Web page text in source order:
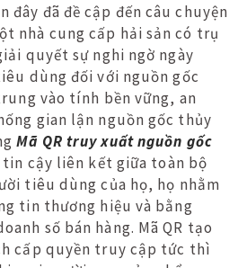
đây đã đề cập đến câu chuyện
nhà cung cấp hải sản có trụ
quyết sự nghi ngờ ngày
dùng đối với nguồn gốc
vào tính bền vững, an
gian lận nguồn gốc thủy
Mã QR truy xuất nguồn gốc
tin cậy liên kết giữa toàn bộ
tiêu dùng của họ, họ nhằm
tin thương hiệu và bằng
số bán hàng. Mã QR tạo
cấp quyền truy cập tức thì